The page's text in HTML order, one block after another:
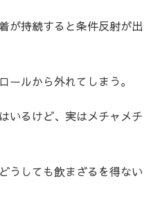
が持続すると条件反射が出
ールから外れてしまう。
いるけど、実はメチャメチ
うしても飲まざるを得ない